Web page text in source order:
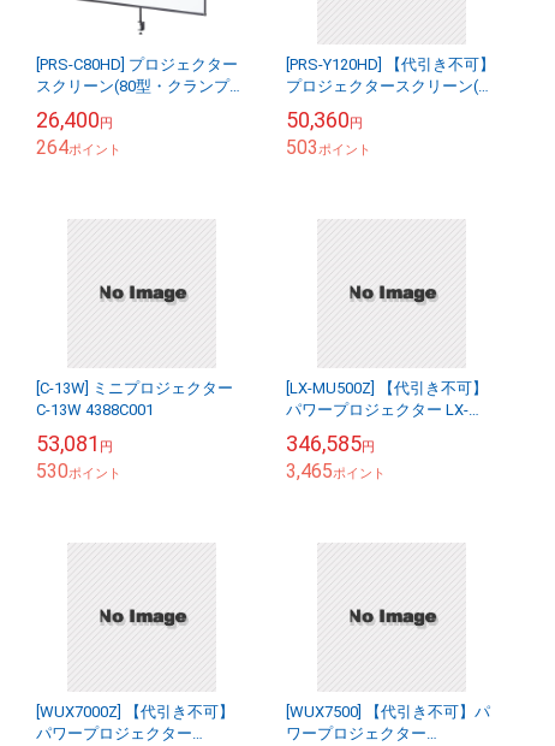
[PRS-C80HD] プロジェクター
スクリーン(80型・クランプ
26,400円
264ポイント
[PRS-Y120HD] 【代引き不可】
プロジェクタースクリーン(床
16:9)
50,360円
503ポイント
[C-13W] ミニプロジェクター
C-13W 4388C001
53,081 円
530ポイント
[LX-MU500Z] 【代引き不可】
パワープロジェクター LX-
346,585円
3,465ポイント
[WUX7000Z] 【代引き不可】
パワープロジェクター
[WUX7500] 【代引き不可】パ
ワープロジェクター